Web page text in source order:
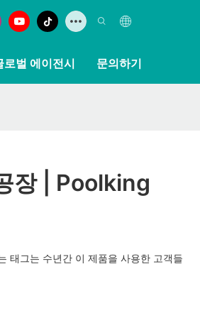
로벌 에이전시 문의하기
장 | Poolking
태그는 수년간 이 제품을 사용한 고객들